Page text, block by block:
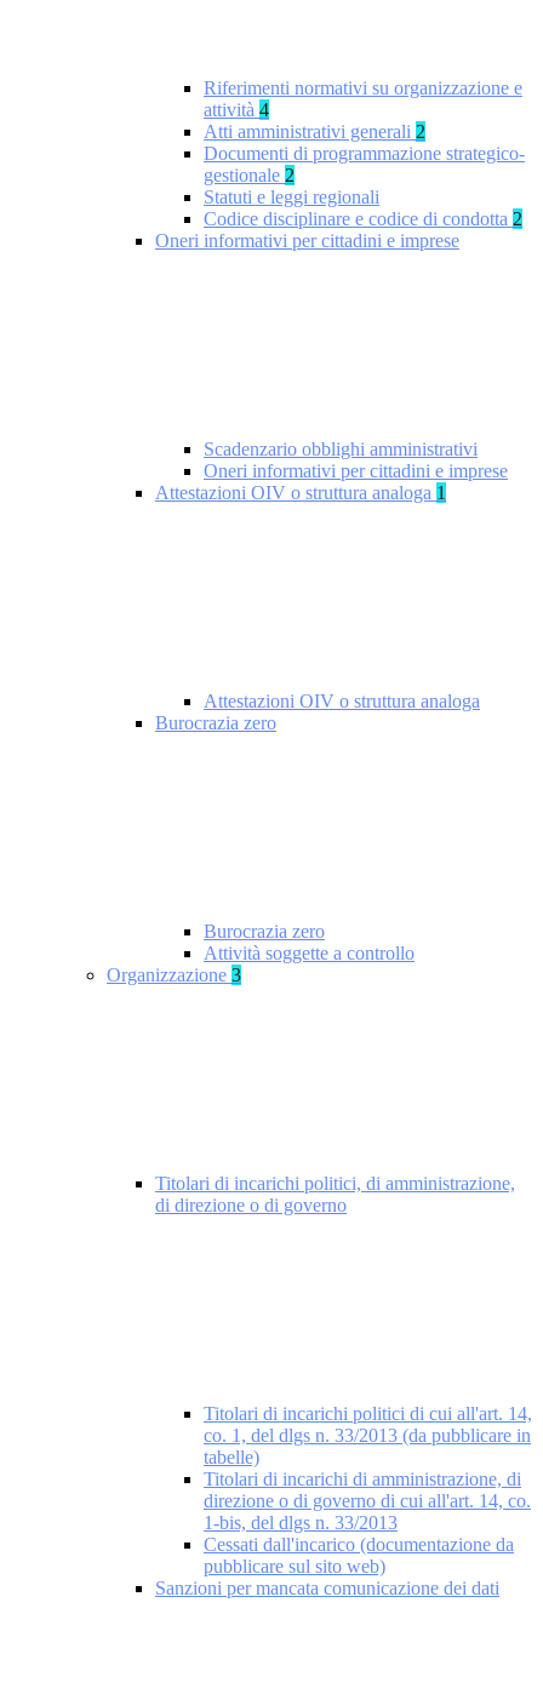
Riferimenti normativi su organizzazione e
attività 4
Atti amministrativi generali 2
Documenti di programmazione strategico-
gestionale 2
Statuti e leggi regionali
Codice disciplinare e codice di condotta 2
Oneri informativi per cittadini e imprese
Scadenzario obblighi amministrativi
Oneri informativi per cittadini e imprese
Attestazioni OIV o struttura analoga 1
Attestazioni OIV o struttura analoga
Burocrazia zero
Burocrazia zero
Attività soggette a controllo
Organizzazione 3
Titolari di incarichi politici, di amministrazione,
di direzione o di governo
Titolari di incarichi politici di cui all'art. 14,
co. 1, del dlgs n. 33/2013 (da pubblicare in
tabelle)
Titolari di incarichi di amministrazione, di
direzione o di governo di cui all'art. 14, co.
1-bis, del dlgs n. 33/2013
Cessati dall'incarico (documentazione da
pubblicare sul sito web)
Sanzioni per mancata comunicazione dei dati